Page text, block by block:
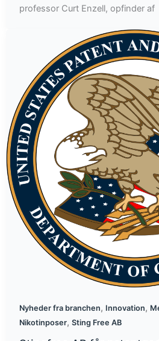
professor Curt Enzell, opfinder af
Nyheder fra branchen, Innovation,
Nikotinposer, Sting Free AB